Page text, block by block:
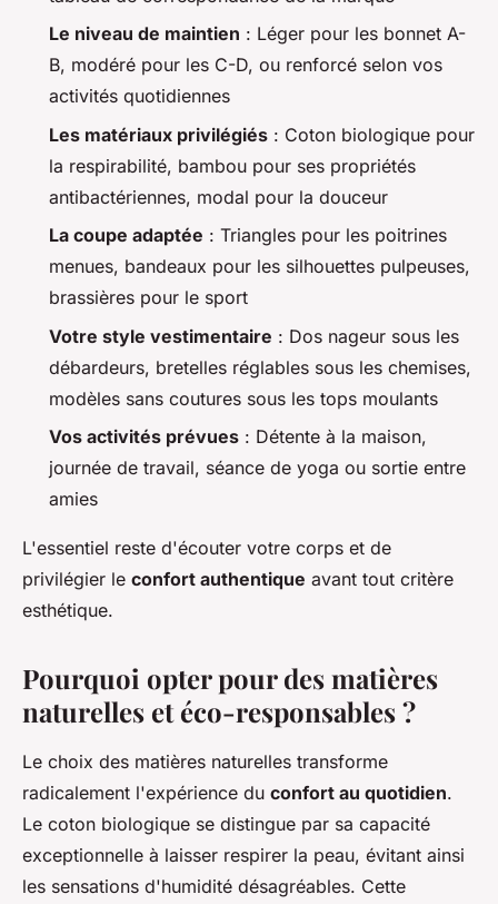
Le niveau de maintien : Léger pour les bonnet A-
B, modéré pour les C-D, ou renforcé selon vos
activités quotidiennes
Les matériaux privilégiés : Coton biologique pour
la respirabilité, bambou pour ses propriétés
antibactériennes, modal pour la douceur
La coupe adaptée : Triangles pour les poitrines
menues, bandeaux pour les silhouettes pulpeuses,
brassières pour le sport
Votre style vestimentaire : Dos nageur sous les
débardeurs, bretelles réglables sous les chemises,
modèles sans coutures sous les tops moulants
Vos activités prévues : Détente à la maison,
journée de travail, séance de yoga ou sortie entre
amies
L'essentiel reste d'écouter votre corps et de
privilégier le confort authentique avant tout critère
esthétique.
Pourquoi opter pour des matières
naturelles et éco-responsables ?
Le choix des matières naturelles transforme
radicalement l'expérience du confort au quotidien.
Le coton biologique se distingue par sa capacité
exceptionnelle à laisser respirer la peau, évitant ainsi
les sensations d'humidité désagréables. Cette